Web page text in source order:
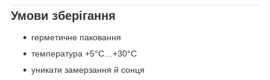
Умови зберігання
герметичне паковання
температура +5°C…+30°C
уникати замерзання й сонця